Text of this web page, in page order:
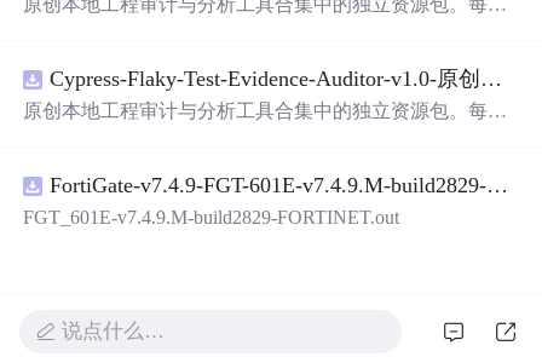
原创本地工程审计与分析工具合集中的独立资源包。每个
README、运行说明、功能清单、MIT License及原创与授
权声明。解压后进入project目录，执行npm test验证算法，
目源码、Logo、官方截图、论文、生产日志或其他受限素
材。适合前端开发、AI应用工程、测试审计和课程实践。
Cypress-Flaky-Test-Evidence-Auditor-v1.0-原创源码与文档.zip
原创本地工程审计与分析工具合集中的独立资源包。每个
README、运行说明、功能清单、MIT License及原创与授
权声明。解压后进入project目录，执行npm test验证算法，
FortiGate-v7.4.9-FGT-601E-v7.4.9.M-build2829-FORTINET.out
FGT_601E-v7.4.9.M-build2829-FORTINET.out
说点什么…